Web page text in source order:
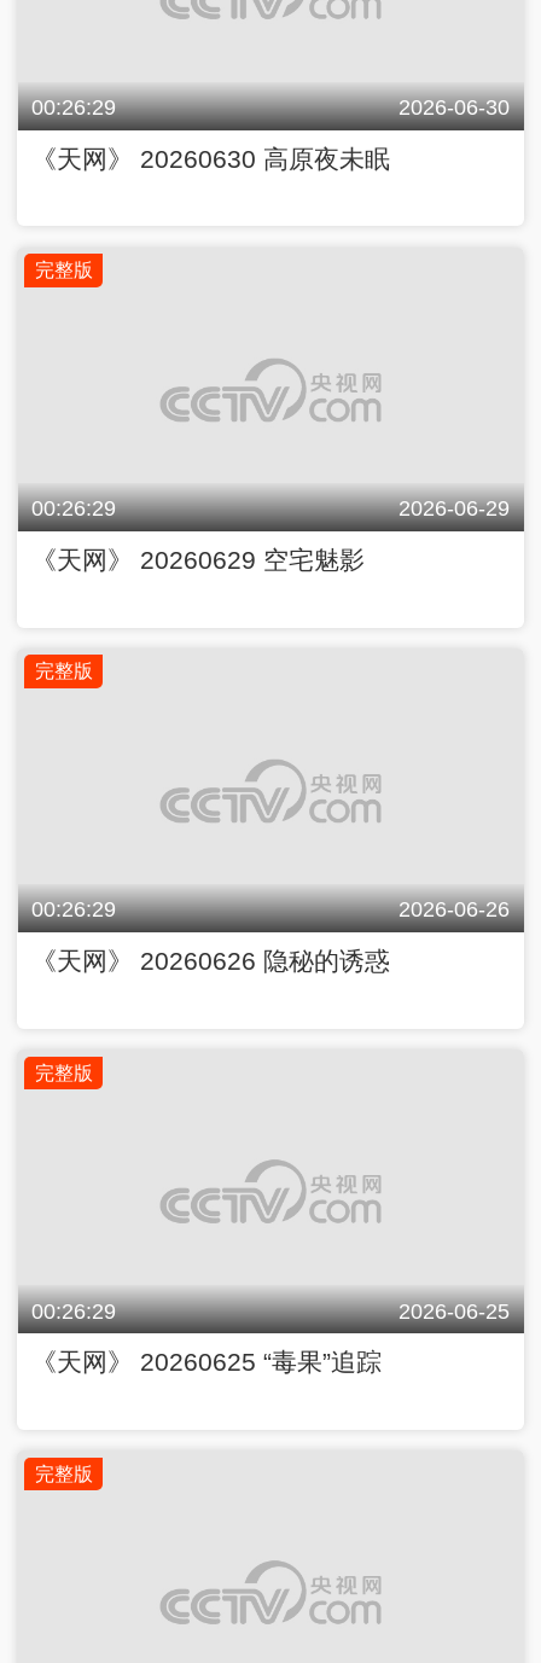
00:26:29 2026-06-30
《天网》 20260630 高原夜未眠
完整版
00:26:29 2026-06-29
《天网》 20260629 空宅魅影
完整版
00:26:29 2026-06-26
《天网》 20260626 隐秘的诱惑
完整版
00:26:29 2026-06-25
《天网》 20260625 “毒果”追踪
完整版